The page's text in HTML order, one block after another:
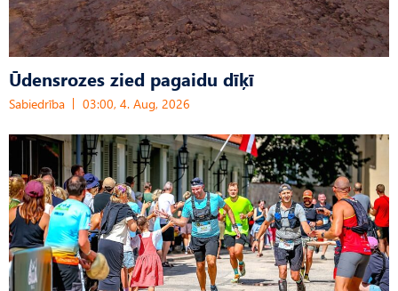
Ūdensrozes zied pagaidu dīķī
Sabiedrība 03:00, 4. Aug, 2026